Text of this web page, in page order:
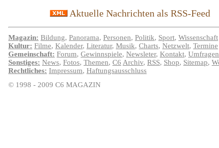
Aktuelle Nachrichten als RSS-Feed
Magazin: Bildung, Panorama, Personen, Politik, Sport, Wissenschaft
Kultur: Filme, Kalender, Literatur, Musik, Charts, Netzwelt, Termine
Gemeinschaft: Forum, Gewinnspiele, Newsleter, Kontakt, Umfragen
Sonstiges: News, Fotos, Themen, C6 Archiv, RSS, Shop, Sitemap,
Rechtliches: Impressum, Haftungsausschluss
© 1998 - 2009 C6 MAGAZIN